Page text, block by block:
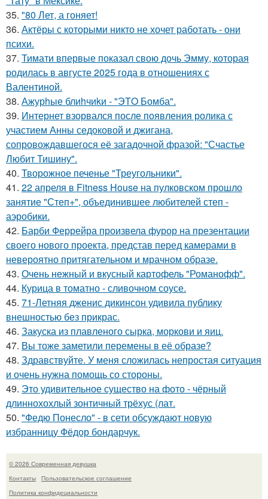
35. "80 Лет, а гоняет!
36. Актёры с которыми никто не хочет работать - они
психи.
37. Тимати впервые показал свою дочь Эмму, которая
родилась в августе 2025 года в отношениях с
Валентиной.
38. Ажурhые блиhчиkи - "ЭТO Бомба".
39. Интернет взорвался после появления ролика с
участием Анны седоковой и джигана,
сопровождавшегося её загадочной фразой: "Счастье
Любит Тишину".
40. Творожное печенье "Треугольники".
41. 22 апреля в Fitness House на пулковском прошло
занятие "Степ+", объединившее любителей степ -
аэробики.
42. Барби Феррейра произвела фурор на презентации
своего нового проекта, представ перед камерами в
невероятно притягательном и мрачном образе.
43. Очень нежный и вкусный картофель "Романофф".
44. Курица в томатно - сливочном соусе.
45. 71-Летняя дженис дикинсон удивила публику
внешностью без прикрас.
46. Закуска из плавленого сырка, моркови и яиц.
47. Вы тоже заметили перемены в её образе?
48. Здравствуйте. У меня сложилась непростая ситуация
и очень нужна помощь со стороны.
49. Это удивительное существо на фото - чёрный
длиннохохлый зонтичный трёхус (лат.
50. "Федю Понесло" - в сети обсуждают новую
избранницу Фёдор бондарчук.
© 2026 Современная девушка
Контакты
Пользовательское соглашение
Политика конфидециальности